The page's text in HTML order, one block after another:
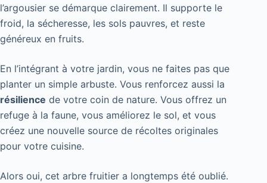
l’argousier se démarque clairement. Il supporte le
froid, la sécheresse, les sols pauvres, et reste
généreux en fruits.
En l’intégrant à votre jardin, vous ne faites pas que
planter un simple arbuste. Vous renforcez aussi la
résilience de votre coin de nature. Vous offrez un
refuge à la faune, vous améliorez le sol, et vous
créez une nouvelle source de récoltes originales
pour votre cuisine.
Alors oui, cet arbre fruitier a longtemps été oublié.